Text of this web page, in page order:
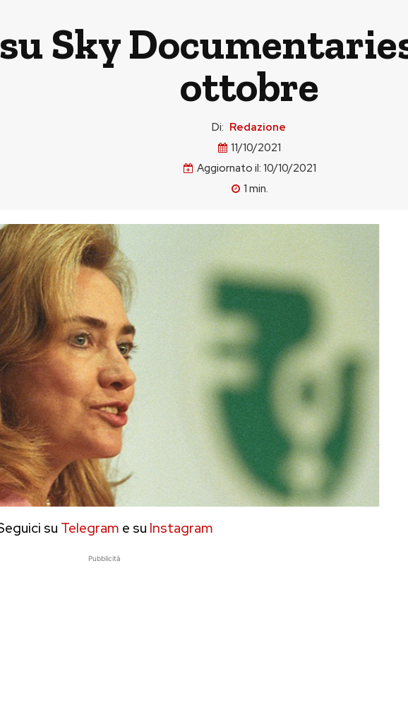
Sky
ottobre
Di: Redazione
11/10/2021
Aggiornato il: 10/10/2021
1 min.
su Telegram e su Instagram
Pubblicità